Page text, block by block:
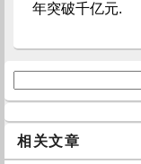
年突破千亿元.
相关文章